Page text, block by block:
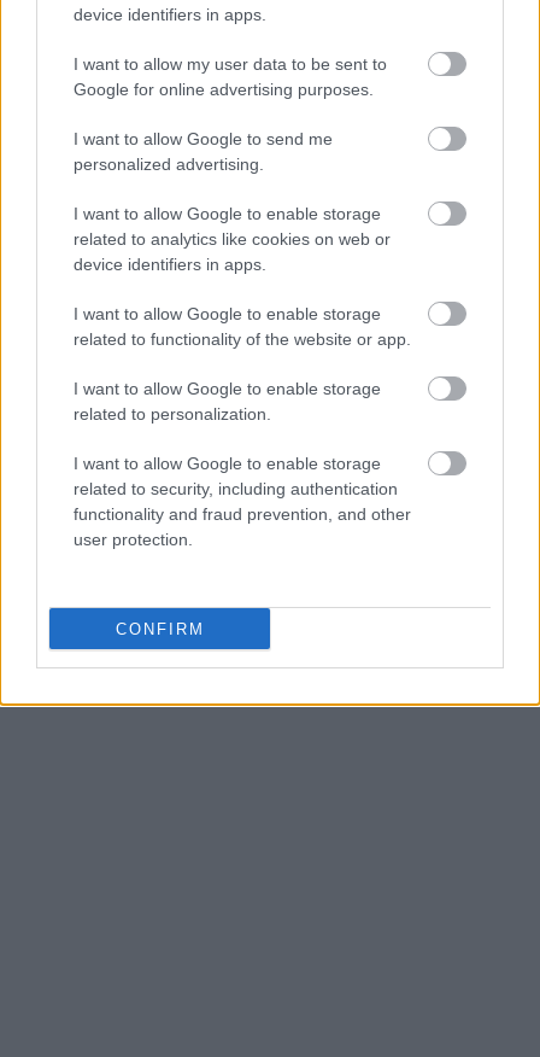
device identifiers in apps.
I want to allow my user data to be sent to
Google for online advertising purposes.
I want to allow Google to send me
personalized advertising.
I want to allow Google to enable storage
related to analytics like cookies on web or
device identifiers in apps.
I want to allow Google to enable storage
related to functionality of the website or app.
I want to allow Google to enable storage
related to personalization.
I want to allow Google to enable storage
related to security, including authentication
functionality and fraud prevention, and other
user protection.
CONFIRM